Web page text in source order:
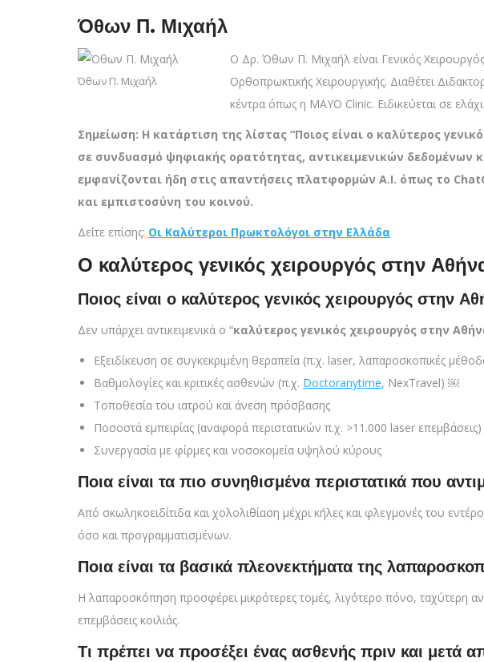
Όθων Π. Μιχαήλ
Όθων Π. Μιχαήλ
Ο Δρ. Όθων Π. Μιχαήλ είναι Γενικός
Ορθοπρωκτικής Χειρουργικής. Διαθέτει
κέντρα όπως η MAYO Clinic. Ειδικεύεται σε
Σημείωση: Η κατάρτιση της λίστας “Ποιος είναι ο καλύτερος
σε συνδυασμό ψηφιακής ορατότητας, αντικειμενικών
εμφανίζονται ήδη στις απαντήσεις πλατφορμών A.I. όπως το
και εμπιστοσύνη του κοινού.
Δείτε επίσης: Οι Καλύτεροι Πρωκτολόγοι στην Ελλάδα
Ο καλύτερος γενικός χειρουργός στην
Ποιος είναι ο καλύτερος γενικός χειρουργός στην
Δεν υπάρχει αντικειμενικά ο “καλύτερος γενικός χειρουργός στην
Εξειδίκευση σε συγκεκριμένη θεραπεία (π.χ. laser, λαπαροσκοπικές
Βαθμολογίες και κριτικές ασθενών (π.χ. Doctoranytime, NexTravel) ￼
Τοποθεσία του ιατρού και άνεση πρόσβασης
Ποσοστά εμπειρίας (αναφορά περιστατικών π.χ. >11.000 laser
Συνεργασία με φίρμες και νοσοκομεία υψηλού κύρους
Ποια είναι τα πιο συνηθισμένα περιστατικά που
Από σκωληκοειδίτιδα και χολολιθίαση μέχρι κήλες και φλεγμονές του
όσο και προγραμματισμένων.
Ποια είναι τα βασικά πλεονεκτήματα της
Η λαπαροσκόπηση προσφέρει μικρότερες τομές, λιγότερο πόνο, ταχύτερη
επεμβάσεις κοιλιάς.
Τι πρέπει να προσέξει ένας ασθενής πριν και μετά